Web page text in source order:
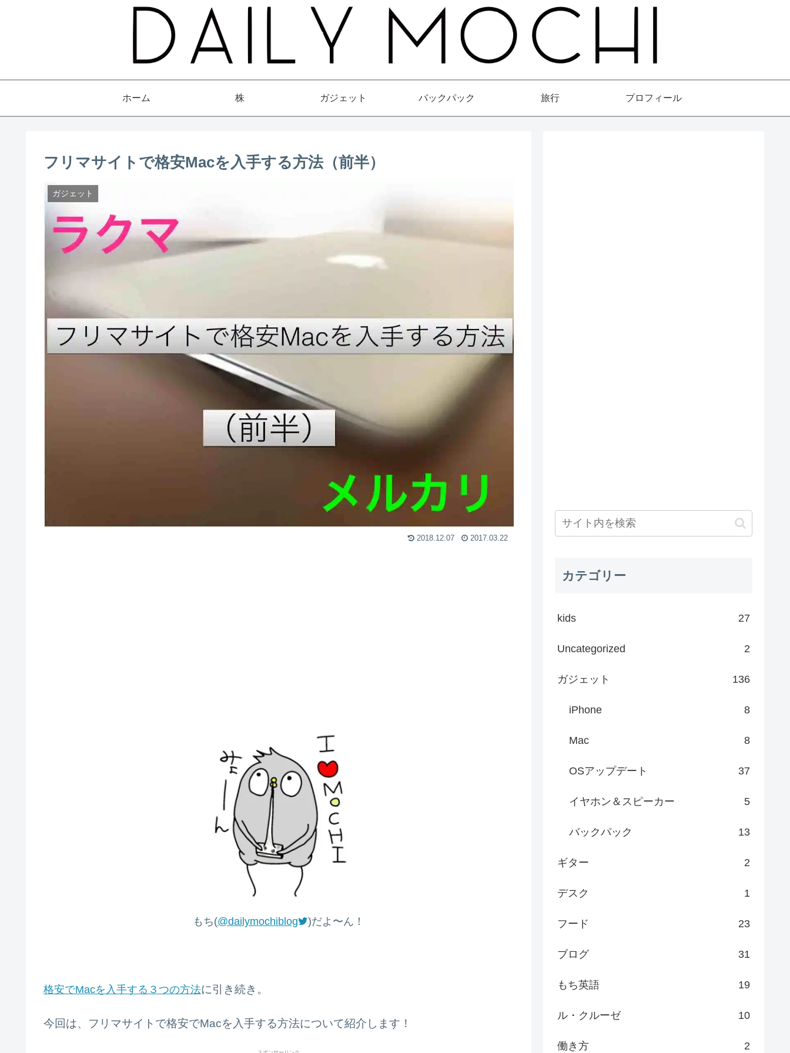
ホーム 株 ガジェット バックパック 旅行 プロフィール
フリマサイトで格安Macを入手する方法（前半）
ガジェット
2018.12.07 2017.03.22
もち(@dailymochiblog )だよ〜ん！
格安でMacを入手する３つの方法に引き続き。
今回は、フリマサイトで格安でMacを入手する方法について紹介します！
カテゴリー
kids 27
Uncategorized 2
ガジェット 136
iPhone 8
Mac 8
OSアップデート 37
イヤホン＆スピーカー 5
バックパック 13
ギター 2
デスク 1
フード 23
ブログ 31
もち英語 19
ル・クルーゼ 10
働き方 2